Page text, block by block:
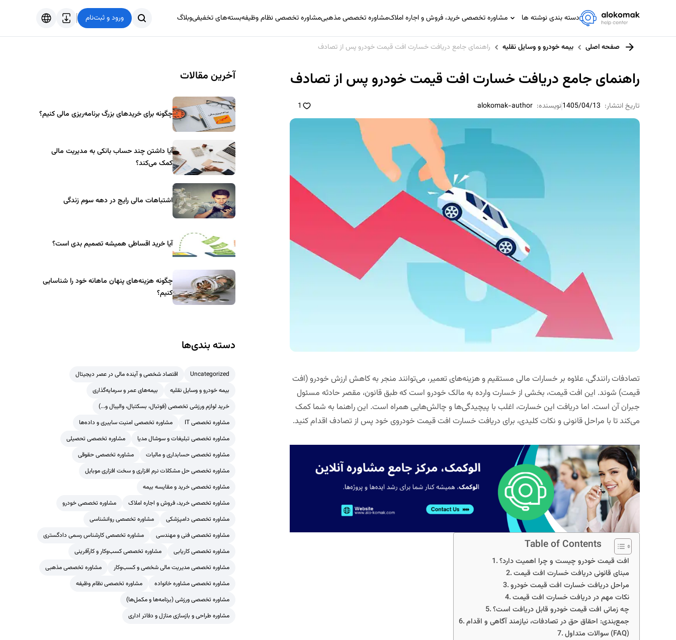
دسته بندی نوشته ها
مشاوره تخصصی IT
مشاوره حقوقی
مشاوره خانواده
مشاوره ورزشی
مشاوره تخصصی خرید، فروش و اجاره املاکمشاوره تخصصی مذهبیمشاوره تخصصی نظام وظیفهبسته‌های تخفیفیوبلاگ ورود و ثبت‌نام
فارسی
صفحه اصلی بیمه خودرو و وسایل نقلیه راهنمای جامع دریافت خسارت افت قیمت خودرو پس از تصادف
راهنمای جامع دریافت خسارت افت قیمت خودرو پس از تصادف
تاریخ انتشار: 1405/04/13نویسنده: alokomak-author
1
تصادفات رانندگی، علاوه بر خسارات مالی مستقیم و هزینه‌های تعمیر، می‌توانند منجر به کاهش ارزش خودرو (افت
قیمت) شوند. این افت قیمت، بخشی از خسارت وارده به مالک خودرو است که طبق قانون، مقصر حادثه مسئول
جبران آن است. اما دریافت این خسارت، اغلب با پیچیدگی‌ها و چالش‌هایی همراه است. این راهنما به شما کمک
می‌کند تا با مراحل قانونی و نکات کلیدی، برای دریافت خسارت افت قیمت خودروی خود پس از تصادف اقدام کنید.
Table of Contents
افت قیمت خودرو چیست و چرا اهمیت دارد؟
مبنای قانونی دریافت خسارت افت قیمت
مراحل دریافت خسارت افت قیمت خودرو
نکات مهم در دریافت خسارت افت قیمت
چه زمانی افت قیمت خودرو قابل دریافت است؟
جمع‌بندی: احقاق حق در تصادفات، نیازمند آگاهی و اقدام
سوالات متداول (FAQ)
آخرین مقالات
چگونه برای خریدهای بزرگ برنامه‌ریزی مالی کنیم؟
آیا داشتن چند حساب بانکی به مدیریت مالی
کمک می‌کند؟
اشتباهات مالی رایج در دهه سوم زندگی
آیا خرید اقساطی همیشه تصمیم بدی است؟
چگونه هزینه‌های پنهان ماهانه خود را شناسایی
کنیم؟
دسته بندی‌ها
Uncategorized
اقتصاد شخصی و آینده مالی در عصر دیجیتال
بیمه خودرو و وسایل نقلیه
بیمه‌های عمر و سرمایه‌گذاری
خرید لوازم ورزشی تخصصی (فوتبال، بسکتبال، والیبال و...)
مشاوره تخصصی IT
مشاوره تخصصی امنیت سایبری و داده‌ها
مشاوره تخصصی تبلیغات و سوشال مدیا
مشاوره تخصصی تحصیلی
مشاوره تخصصی حسابداری و مالیات
مشاوره تخصصی حقوقی
مشاوره تخصصی حل مشکلات نرم افزاری و سخت افزاری موبایل
مشاوره تخصصی خرید و مقایسه بیمه
مشاوره تخصصی خرید، فروش و اجاره املاک
مشاوره تخصصی خودرو
مشاوره تخصصی دامپزشکی
مشاوره تخصصی روانشناسی
مشاوره تخصصی فنی و مهندسی
مشاوره تخصصی کارشناس رسمی دادگستری
مشاوره تخصصی کاریابی
مشاوره تخصصی کسب‌وکار و کارآفرینی
مشاوره تخصصی مدیریت مالی شخصی و کسب‌وکار
مشاوره تخصصی مذهبی
مشاوره تخصصی مشاوره خانواده
مشاوره تخصصی نظام وظیفه
مشاوره تخصصی ورزشی (برنامه‌ها و مکمل‌ها)
مشاوره طراحی و بازسازی منازل و دفاتر اداری